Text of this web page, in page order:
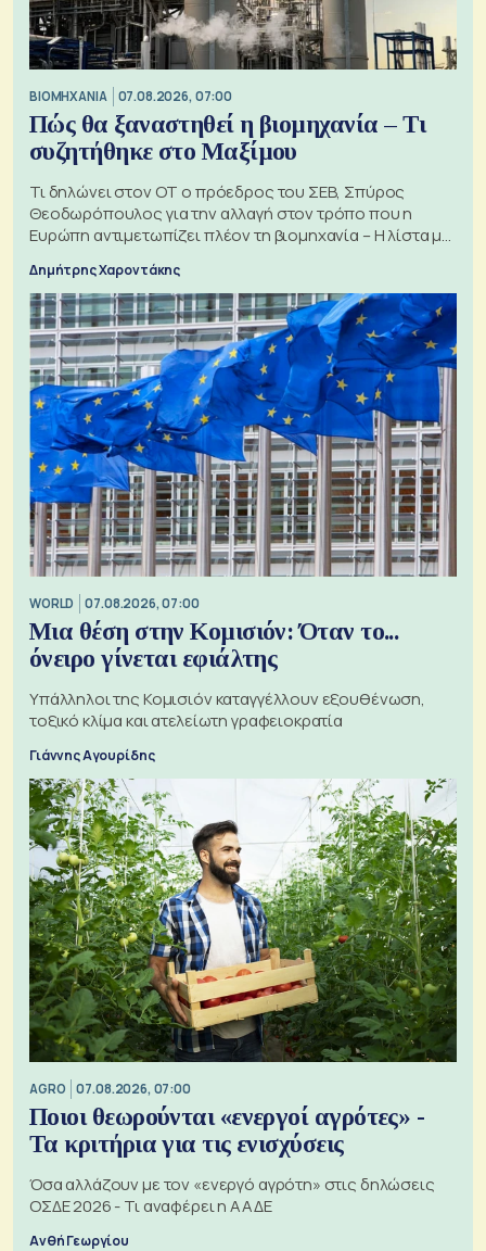
ΒΙΟΜΗΧΑΝΙΑ 07.08.2026, 07:00
Πώς θα ξαναστηθεί η βιομηχανία – Τι
συζητήθηκε στο Μαξίμου
Τι δηλώνει στον ΟΤ ο πρόεδρος του ΣΕΒ, Σπύρος
Θεοδωρόπουλος για την αλλαγή στον τρόπο που η
Ευρώπη αντιμετωπίζει πλέον τη βιομηχανία – Η λίστα με
Δημήτρης Χαροντάκης
WORLD 07.08.2026, 07:00
Μια θέση στην Κομισιόν: Όταν το...
όνειρο γίνεται εφιάλτης
Υπάλληλοι της Κομισιόν καταγγέλλουν εξουθένωση,
τοξικό κλίμα και ατελείωτη γραφειοκρατία
Γιάννης Αγουρίδης
AGRO 07.08.2026, 07:00
Ποιοι θεωρούνται «ενεργοί αγρότες» -
Τα κριτήρια για τις ενισχύσεις
Όσα αλλάζουν με τον «ενεργό αγρότη» στις δηλώσεις
ΟΣΔΕ 2026 - Τι αναφέρει η ΑΑΔΕ
Ανθή Γεωργίου